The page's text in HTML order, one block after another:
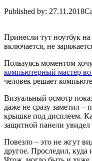
Published by: 27.11.2018
Принесли тут ноутбук
включается, не
Пользуясь моментом
компьютерный мастер
человек решает
Визуальный осмотр
даже не сразу заметил
крышке под дисплеем.
защитной панели
Повезло – это не жгут
другое. Проследил,